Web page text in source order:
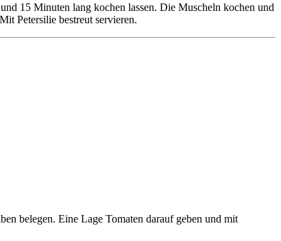
15 Minuten lang kochen lassen. Die Muscheln kochen und
Petersilie bestreut servieren.
belegen. Eine Lage Tomaten darauf geben und mit